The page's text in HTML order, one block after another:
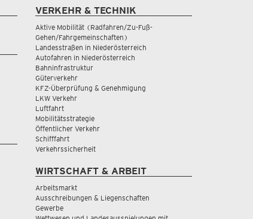
VERKEHR & TECHNIK
Aktive Mobilität (Radfahren/Zu-Fuß-
Gehen/Fahrgemeinschaften)
Landesstraßen in Niederösterreich
Autofahren in Niederösterreich
Bahninfrastruktur
Güterverkehr
KFZ-Überprüfung & Genehmigung
LKW Verkehr
Luftfahrt
Mobilitätsstrategie
Öffentlicher Verkehr
Schifffahrt
Verkehrssicherheit
WIRTSCHAFT & ARBEIT
Arbeitsmarkt
Ausschreibungen & Liegenschaften
Gewerbe